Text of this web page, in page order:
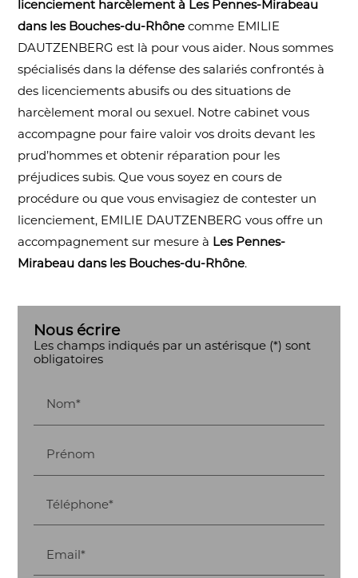
licenciement harcèlement à Les Pennes-Mirabeau
dans les Bouches-du-Rhône comme EMILIE
DAUTZENBERG est là pour vous aider. Nous sommes
spécialisés dans la défense des salariés confrontés à
des licenciements abusifs ou des situations de
harcèlement moral ou sexuel. Notre cabinet vous
accompagne pour faire valoir vos droits devant les
prud’hommes et obtenir réparation pour les
préjudices subis. Que vous soyez en cours de
procédure ou que vous envisagiez de contester un
licenciement, EMILIE DAUTZENBERG vous offre un
accompagnement sur mesure à Les Pennes-
Mirabeau dans les Bouches-du-Rhône.
Nous écrire
Les champs indiqués par un astérisque (*) sont
obligatoires
Nom*
Prénom
Téléphone*
Email*